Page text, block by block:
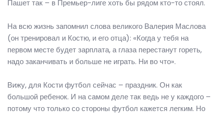
Пашет так – в Премьер-лиге хоть бы рядом кто-то стоял.
На всю жизнь запомнил слова великого Валерия Маслова
(он тренировал и Костю, и его отца): «Когда у тебя на
первом месте будет зарплата, а глаза перестанут гореть,
надо заканчивать и больше не играть. Ни во что».
Вижу, для Кости футбол сейчас – праздник. Он как
большой ребенок. И на самом деле так ведь не у каждого –
потому что только со стороны футбол кажется легким. Но